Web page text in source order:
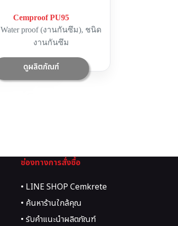
Cemproof PU95
Water proof (งานกันซึม), ชนิด
งานกันซึม
ดูผลิตภัณฑ์
ช่องทางการสั่งซื้อ
• LINE SHOP Cemkrete
• ค้นหาร้านใกล้คุณ
• รับคำแนะนำผลิตภัณฑ์